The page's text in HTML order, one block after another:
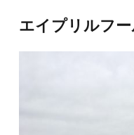
エイプリルフ